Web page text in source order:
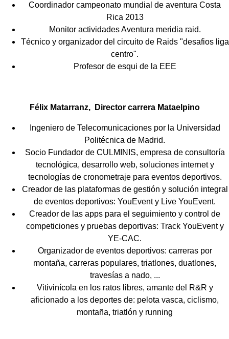
Coordinador campeonato mundial de aventura Costa
Rica 2013
Monitor actividades Aventura meridia raid.
Técnico y organizador del circuito de Raids "desafios liga
centro".
Profesor de esqui de la EEE
Félix Matarranz, Director carrera Mataelpino
Ingeniero de Telecomunicaciones por la Universidad
Politécnica de Madrid.
Socio Fundador de CULMINIS, empresa de consultoría
tecnológica, desarrollo web, soluciones internet y
tecnologías de cronometraje para eventos deportivos.
Creador de las plataformas de gestión y solución integral
de eventos deportivos: YouEvent y Live YouEvent.
Creador de las apps para el seguimiento y control de
competiciones y pruebas deportivas: Track YouEvent y
YE-CAC.
Organizador de eventos deportivos: carreras por
montaña, carreras populares, triatlones, duatlones,
travesías a nado, ...
Vitivinícola en los ratos libres, amante del R&R y
aficionado a los deportes de: pelota vasca, ciclismo,
montaña, triatlón y running